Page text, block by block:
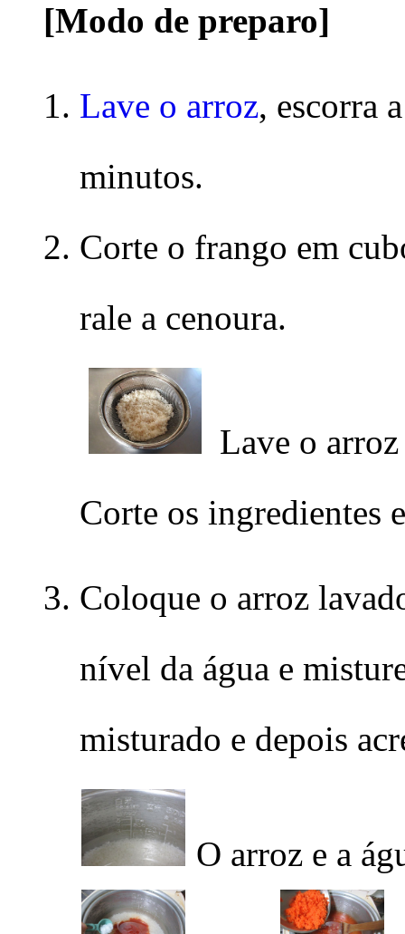
[Modo de preparo]
Lave o arroz, escorra
minutos.
Corte o frango em
rale a cenoura.
Lave o
Corte os ingredientes
Coloque o arroz
nível da água e
misturado e depois
O arroz e a